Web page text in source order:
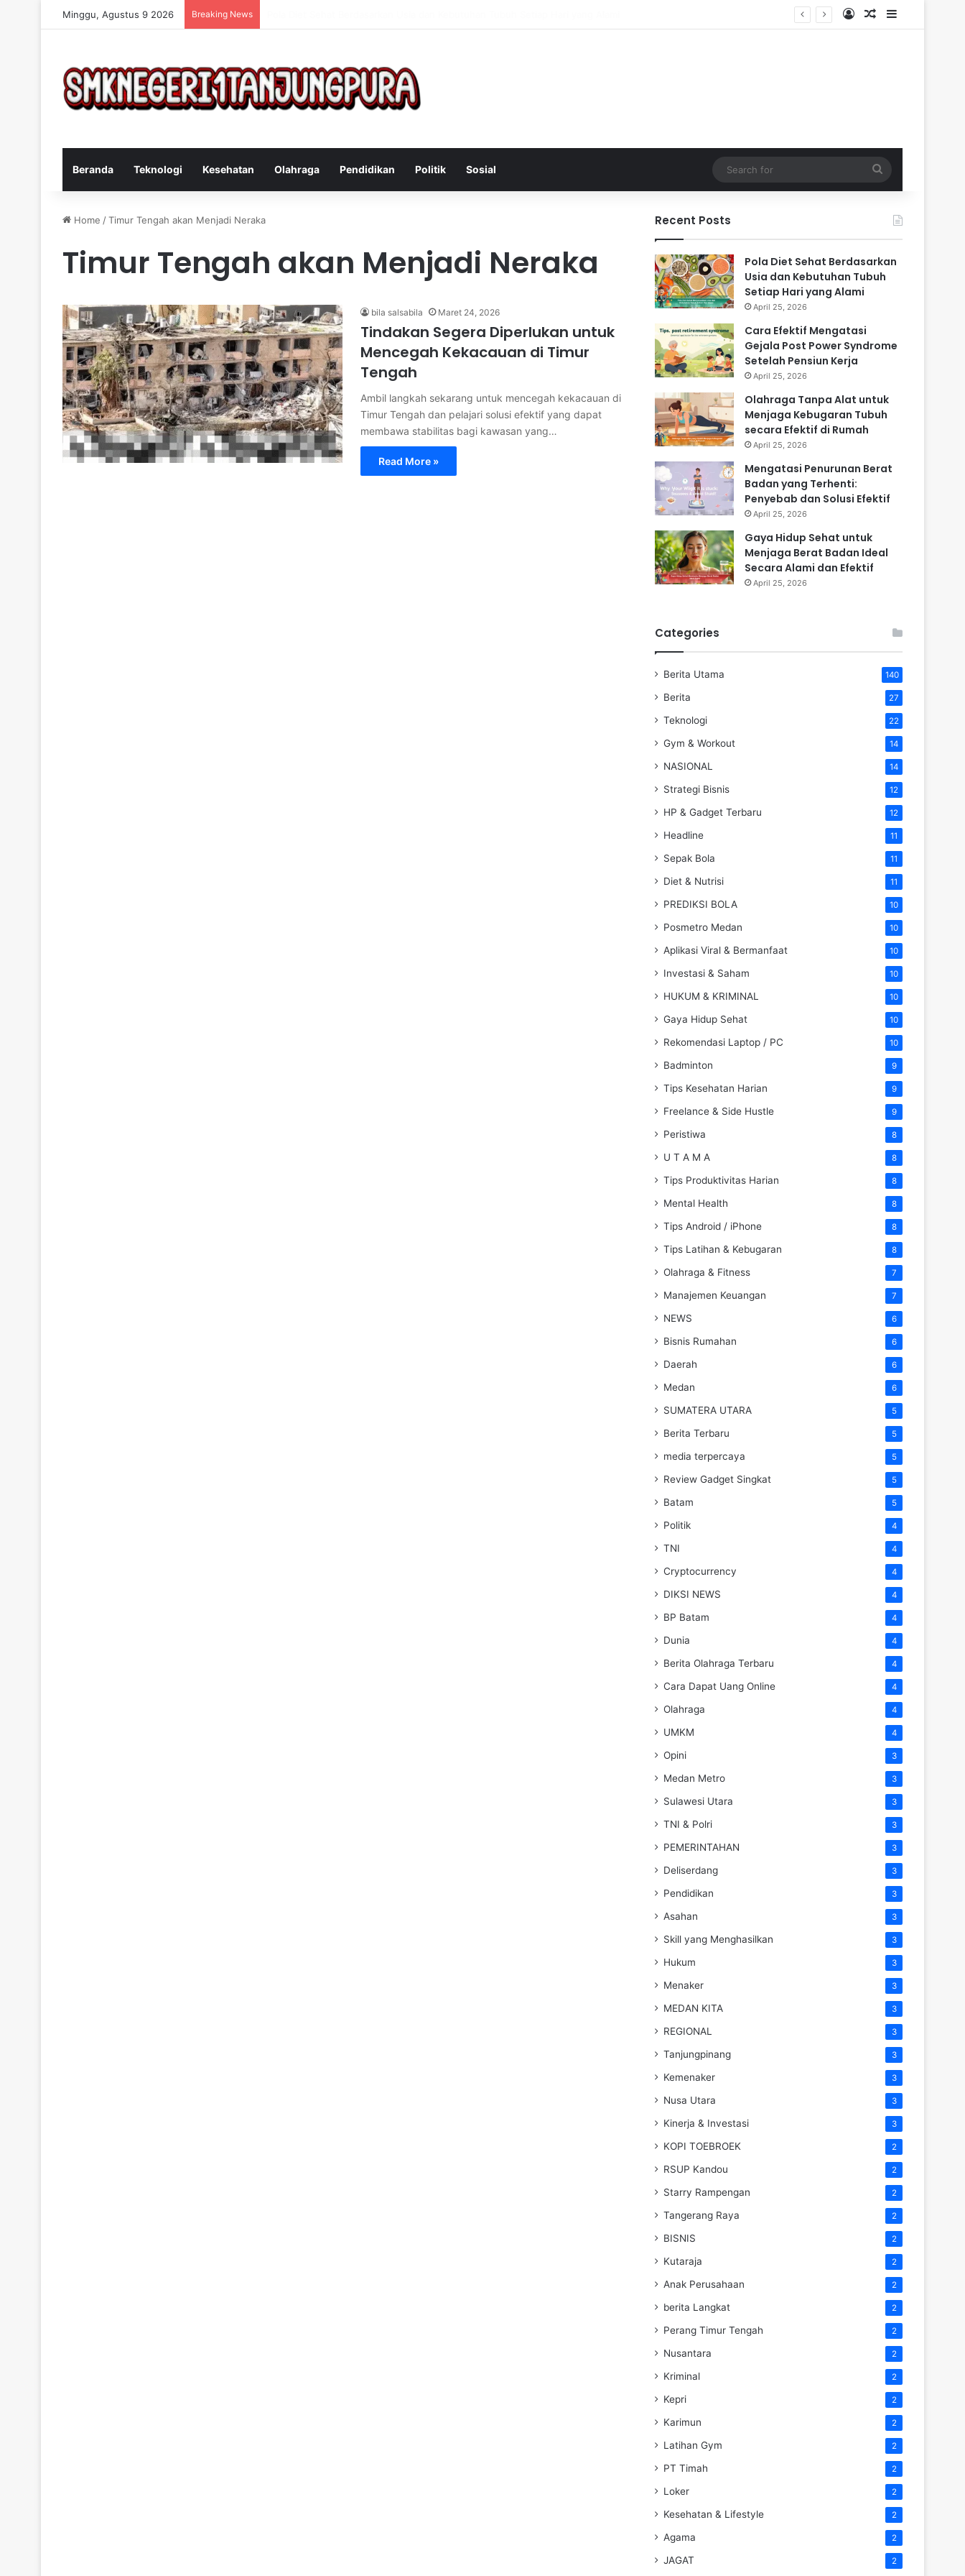
Minggu, Agustus 9 2026 Breaking News Log InRandom Article
Sidebar
Beranda Teknologi Kesehatan Olahraga Pendidikan Politik Sosial
for
Home /Timur Tengah akan Menjadi Neraka
Timur Tengah akan Menjadi Neraka
bila salsabila Maret 24, 2026
Tindakan Segera Diperlukan untuk
Mencegah Kekacauan di Timur
Tengah
Ambil langkah sekarang untuk mencegah kekacauan di
Timur Tengah dan pelajari solusi efektif yang dapat
membawa stabilitas bagi kawasan yang…
Read More »
Recent Posts
Pola Diet Sehat Berdasarkan
Usia dan Kebutuhan Tubuh
Setiap Hari yang Alami
April 25, 2026
Cara Efektif Mengatasi
Gejala Post Power Syndrome
Setelah Pensiun Kerja
April 25, 2026
Olahraga Tanpa Alat untuk
Menjaga Kebugaran Tubuh
secara Efektif di Rumah
April 25, 2026
Mengatasi Penurunan Berat
Badan yang Terhenti:
Penyebab dan Solusi Efektif
April 25, 2026
Gaya Hidup Sehat untuk
Menjaga Berat Badan Ideal
Secara Alami dan Efektif
April 25, 2026
Categories
Berita Utama 140
Berita 27
Teknologi 22
Gym & Workout 14
NASIONAL 14
Strategi Bisnis 12
HP & Gadget Terbaru 12
Headline 11
Sepak Bola 11
Diet & Nutrisi 11
PREDIKSI BOLA 10
Posmetro Medan 10
Aplikasi Viral & Bermanfaat 10
Investasi & Saham 10
HUKUM & KRIMINAL 10
Gaya Hidup Sehat 10
Rekomendasi Laptop / PC 10
Badminton 9
Tips Kesehatan Harian 9
Freelance & Side Hustle 9
Peristiwa 8
U T A M A 8
Tips Produktivitas Harian 8
Mental Health 8
Tips Android / iPhone 8
Tips Latihan & Kebugaran 8
Olahraga & Fitness 7
Manajemen Keuangan 7
NEWS 6
Bisnis Rumahan 6
Daerah 6
Medan 6
SUMATERA UTARA 5
Berita Terbaru 5
media terpercaya 5
Review Gadget Singkat 5
Batam 5
Politik 4
TNI 4
Cryptocurrency 4
DIKSI NEWS 4
BP Batam 4
Dunia 4
Berita Olahraga Terbaru 4
Cara Dapat Uang Online 4
Olahraga 4
UMKM 4
Opini 3
Medan Metro 3
Sulawesi Utara 3
TNI & Polri 3
PEMERINTAHAN 3
Deliserdang 3
Pendidikan 3
Asahan 3
Skill yang Menghasilkan 3
Hukum 3
Menaker 3
MEDAN KITA 3
REGIONAL 3
Tanjungpinang 3
Kemenaker 3
Nusa Utara 3
Kinerja & Investasi 3
KOPI TOEBROEK 2
RSUP Kandou 2
Starry Rampengan 2
Tangerang Raya 2
BISNIS 2
Kutaraja 2
Anak Perusahaan 2
berita Langkat 2
Perang Timur Tengah 2
Nusantara 2
Kriminal 2
Kepri 2
Karimun 2
Latihan Gym 2
PT Timah 2
Loker 2
Kesehatan & Lifestyle 2
Agama 2
JAGAT 2